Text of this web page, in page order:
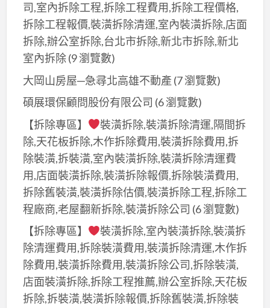
司,室內拆除工程,拆除工程費用,拆除工程價格,
拆除工程報價,裝潢拆除清運,室內裝潢拆除,店面
拆除,辦公室拆除,台北市拆除,新北市拆除,新北
室內拆除(9 瀏覽數)
大岡山房屋─急尋北高雄不動產 (7 瀏覽數)
碩展環保顧問股份有限公司 (6 瀏覽數)
【拆除專區】
裝潢拆除,裝潢拆除清運,隔間拆
除,天花板拆除,木作拆除費用,裝潢拆除費用,拆
除裝潢,拆裝潢,室內裝潢拆除,裝潢拆除清運費
用,店面裝潢拆除,裝潢拆除報價,拆除裝潢費用,
拆除舊裝潢,裝潢拆除估價,裝潢拆除工程,拆除工
程廠商,老屋翻新拆除,裝潢拆除公司 (6 瀏覽數)
【拆除專區】
裝潢拆除,室內裝潢拆除,裝潢拆
除清運費用,拆除裝潢費用,裝潢拆除清運,木作拆
除費用,裝潢拆除費用,裝潢拆除公司,拆除裝潢,
店面裝潢拆除,拆除工程推薦,辦公室拆除,天花板
拆除,拆裝潢,裝潢拆除報價,拆除舊裝潢,拆除裝